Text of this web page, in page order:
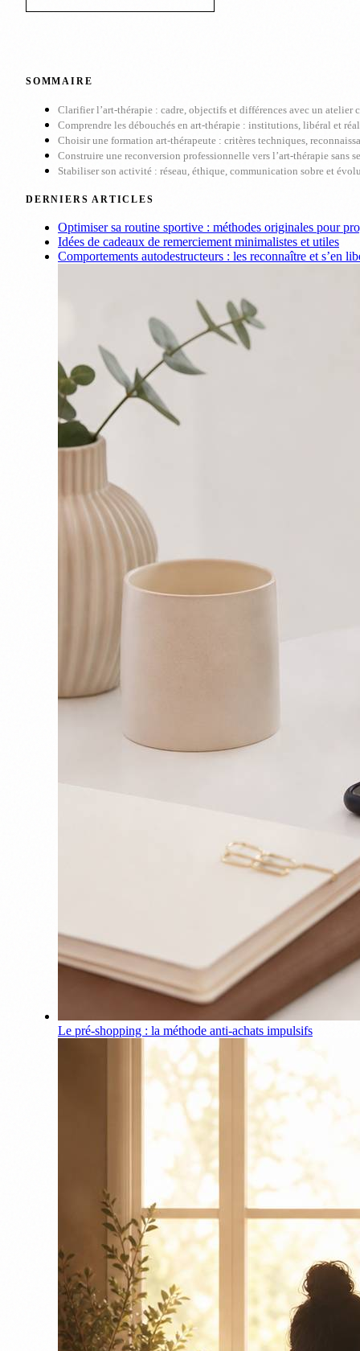
SOMMAIRE
Clarifier l’art-thérapie : cadre, objectifs et différences avec un atelier
Comprendre les débouchés en art-thérapie : institutions, libéral et
Choisir une formation art-thérapeute : critères techniques,
Construire une reconversion professionnelle vers l’art-thérapie sans
Stabiliser son activité : réseau, éthique, communication sobre et
DERNIERS ARTICLES
Optimiser sa routine sportive : méthodes originales pour
Idées de cadeaux de remerciement minimalistes et utiles
Comportements autodestructeurs : les reconnaître et s’en
Le pré-shopping : la méthode anti-achats impulsifs